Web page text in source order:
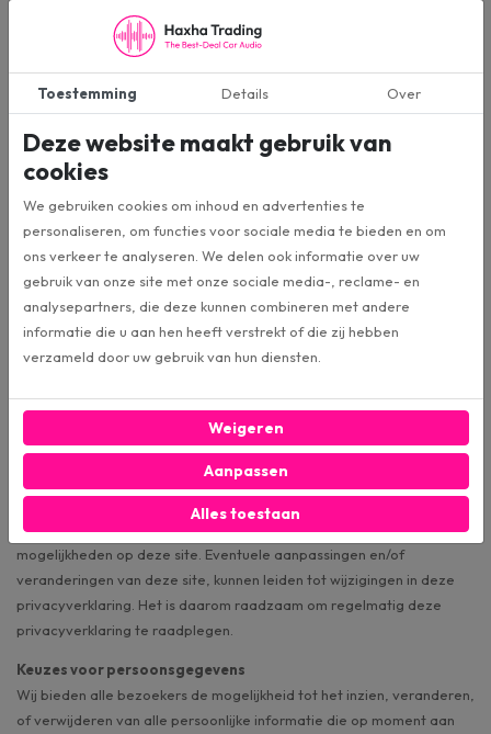
website gebruikt, om rapporten over de website-activiteit op te
stellen en andere diensten aan te bieden met betrekking tot
We verzamelen of gebruiken geen informatie voor andere
doeleinden dan de doeleinden die worden beschreven in dit
privacybeleid tenzij we van tevoren uw toestemming hiervoor
hebben verkregen.
Derden
De informatie wordt niet met derden gedeeld met uitzondering van
webapplicaties welke wij gebruiken ten behoeve van onze
webwinkel. Hieronder valt o.a. het WebwinkelKeur beoordelingen
systeem. Deze gegevens zullen enkel gebruikt worden ten behoeve
verspreid worden. Verder kan in enkele gevallen de informatie intern
gedeeld worden. Onze werknemers zijn verplicht om de
vertrouwelijkheid van uw gegevens te respecteren.
Veranderingen
Deze privacyverklaring is afgestemd op het gebruik van en de
mogelijkheden op deze site. Eventuele aanpassingen en/of
veranderingen van deze site, kunnen leiden tot wijzigingen in deze
privacyverklaring. Het is daarom raadzaam om regelmatig deze
privacyverklaring te raadplegen.
Keuzes voor persoonsgegevens
Wij bieden alle bezoekers de mogelijkheid tot het inzien, veranderen,
of verwijderen van alle persoonlijke informatie die op moment aan
Toestemming Details Over
Deze website maakt gebruik van
cookies
We gebruiken cookies om inhoud en advertenties te
personaliseren, om functies voor sociale media te bieden en om
ons verkeer te analyseren. We delen ook informatie over uw
gebruik van onze site met onze sociale media-, reclame- en
analysepartners, die deze kunnen combineren met andere
informatie die u aan hen heeft verstrekt of die zij hebben
verzameld door uw gebruik van hun diensten.
Weigeren
Aanpassen
Alles toestaan